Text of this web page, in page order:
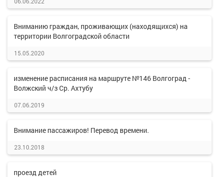
Вниманию граждан, проживающих (находящихся) на
территории Волгоградской области
15.05.2020
изменение расписания на маршруте №146 Волгоград -
Волжский ч/з Ср. Ахтубу
07.06.2019
Внимание пассажиров! Перевод времени.
23.10.2018
проезд детей